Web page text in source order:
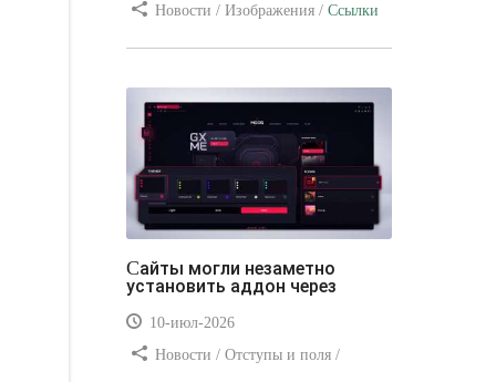
Новости / Изображения / Ссылки
Сайты могли незаметно
установить аддон через
10-июл-2026
Новости / Отступы и поля /